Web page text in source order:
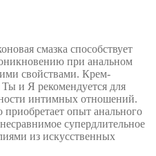
смазка способствует
при анальном
свойствами. Крем-
и Я рекомендуется для
интимных отношений.
приобретает опыт анального
супердлительное
из искусственных